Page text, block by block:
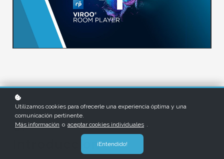
01
Introducción
Utilizamos cookies para ofrecerle una experiencia óptima y una
comunicación pertinente.
Más información o aceptar cookies individuales .
¡Entendido!